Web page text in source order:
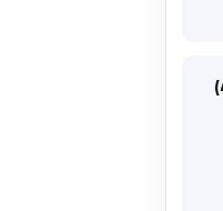
تهديكم الغرفة التجارية بينبع أطيب تحياتها، ونفيدكم بما تلقيناه من اتحاد الغرف السعودية بالخطاب رقم (45548887/23)